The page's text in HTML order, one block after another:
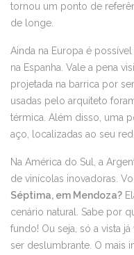
tornou um ponto de
de longe.
Ainda na Europa é
na Espanha. Vale a pena
projetada na barrica por
usadas pelo arquiteto
térmica. Além disso, uma
aço, localizadas ao seu
Na América do Sul, a
de vinícolas inovadoras.
Séptima, em Mendoza?
cenário natural. Sabe por
fundo! Ou seja, só a vista
ser deslumbrante. O mais